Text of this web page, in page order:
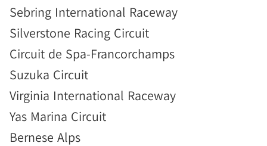
Sebring International Raceway
Silverstone Racing Circuit
Circuit de Spa-Francorchamps
Suzuka Circuit
Virginia International Raceway
Yas Marina Circuit
Bernese Alps